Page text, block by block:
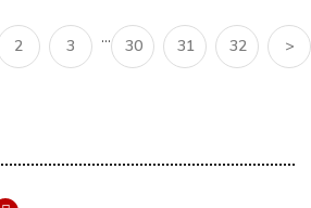
2 3 ... 30 31 32 >